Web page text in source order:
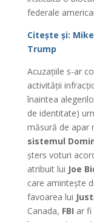
federale
Citește și:
Trump
Acuzațiile s-ar
activității
înaintea
de identitate)
măsură de apar
sistemul
șters voturi
atribuit lui Joe
care amintește
favoarea lui
Canada, FBI ar fi